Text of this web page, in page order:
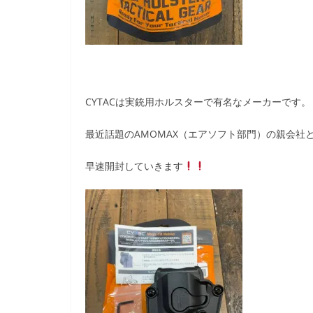
CYTACは実銃用ホルスターで有名なメーカーです。
最近話題のAMOMAX（エアソフト部門）の親会社
早速開封していきます